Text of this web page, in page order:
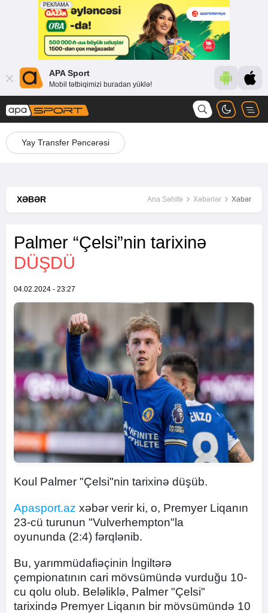
APA Sport
Mobil tətbiqimizi buradan yüklə!
Yay Transfer Pəncərəsi
XƏBƏR Ana Səhifə Xəbərlər Xəbər
Palmer “Çelsi”nin tarixinə
DÜŞDÜ
04.02.2024 - 23:27
Koul Palmer "Çelsi"nin tarixinə düşüb.
Apasport.az xəbər verir ki, o, Premyer Liqanın
23-cü turunun "Vulverhempton"la
oyununda (2:4) fərqlənib.
Bu, yarımmüdafiəçinin İngiltərə
çempionatının cari mövsümündə vurduğu 10-
cu qolu olub. Beləliklə, Palmer "Çelsi"
tarixində Premyer Liqanın bir mövsümündə 10